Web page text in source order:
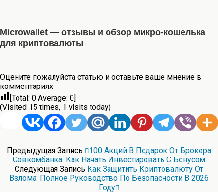
Microwallet — отзывы и обзор микро-кошелька
для криптовалюты
Оцените пожалуйста статью и оставьте ваше мнение в
комментариях
[Total: 0 Average: 0]
(Visited 15 times, 1 visits today)
Предыдущая Запись
100 Акций В Подарок От Брокера
Совкомбанка: Как Начать Инвестировать С Бонусом
Следующая Запись Как Защитить Криптовалюту От
Взлома: Полное Руководство По Безопасности В 2026
Году